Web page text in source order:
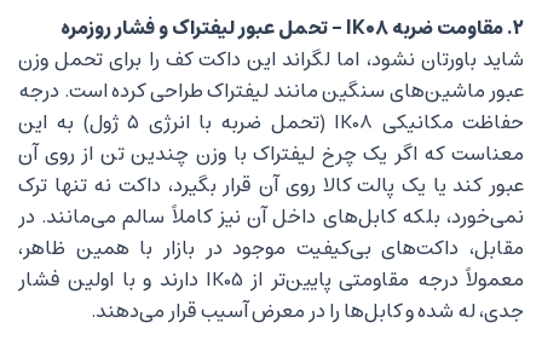
۲. مقاومت ضربه IK۰۸ – تحمل عبور لیفتراک و فشار روزمره
شاید باورتان نشود، اما لگراند این داکت کف را برای تحمل وزن
عبور ماشین‌های سنگین مانند لیفتراک طراحی کرده است. درجه
حفاظت مکانیکی IK08 (تحمل ضربه با انرژی ۵ ژول) به این
معناست که اگر یک چرخ لیفتراک با وزن چندین تن از روی آن
عبور کند یا یک پالت کالا روی آن قرار بگیرد، داکت نه تنها ترک
نمی‌خورد، بلکه کابل‌های داخل آن نیز کاملاً سالم می‌مانند. در
مقابل، داکت‌های بی‌کیفیت موجود در بازار با همین ظاهر،
معمولاً درجه مقاومتی پایین‌تر از IK05 دارند و با اولین فشار
جدی، له شده و کابل‌ها را در معرض آسیب قرار می‌دهند.